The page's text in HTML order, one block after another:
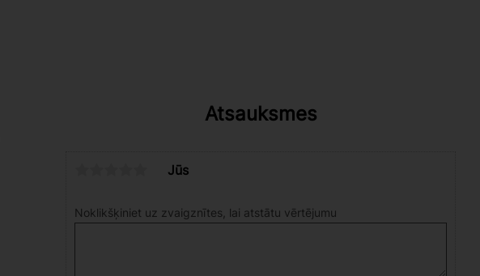
Atsauksmes
Jūs
Noklikšķiniet uz zvaigznītes, lai atstātu vērtējumu